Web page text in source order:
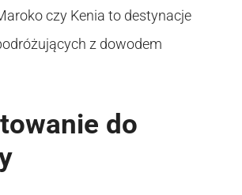
czy Kenia to destynacje
z dowodem
do